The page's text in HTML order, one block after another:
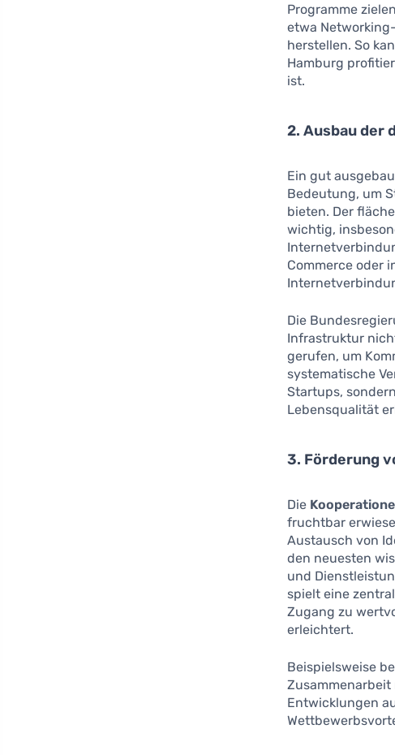
Programme
etwa
herstellen. So
Hamburg
ist.
2. Ausbau
Ein gut
Bedeutung, um
bieten. Der
wichtig,
Commerce oder
Die
Infrastruktur
gerufen, um
systematische
Startups,
Lebensqualität
3. Förderung
Die
fruchtbar
Austausch von
den neuesten
und
spielt eine
Zugang zu
erleichtert.
Beispielsweise
Entwicklungen